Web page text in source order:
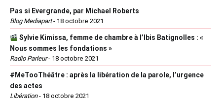
Pas si Evergrande, par Michael Roberts
Blog Mediapart- 18 octobre 2021
Sylvie Kimissa, femme de chambre à l’Ibis Batignolles : «
Nous sommes les fondations »
Radio Parleur- 18 octobre 2021
#MeTooThéâtre : après la libération de la parole, l’urgence
des actes
Libération- 18 octobre 2021